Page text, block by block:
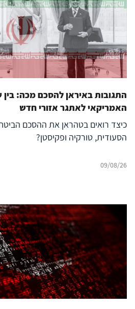
התגובות באיראן להסכם מכה:
האמריקאי לאתגר אזורי חדש
כיצד רואים בטהראן את ההסכם
הסעודית, טורקיה ופקיסטן?
09/08/26